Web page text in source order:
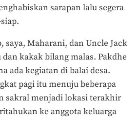
sarapan lalu segera
saya, Maharani, dan Uncle Jack
kakak bilang malas. Pakdhe
ada kegiatan di balai desa.
pagi itu menuju beberapa
sakral menjadi lokasi terakhir
ke anggota keluarga